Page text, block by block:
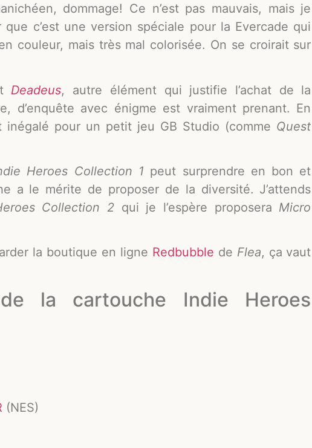
dommage! Ce n’est pas mauvais, mais je
que c’est une version spéciale pour la Evercade qui
couleur, mais très mal colorisée. On se croirait sur
Deadeus, autre élément qui justifie l’achat de la
d’enquête avec énigme est vraiment prenant. En
inégalé pour un petit jeu GB Studio (comme Quest
Heroes Collection 1 peut surprendre en bon et
a le mérite de proposer de la diversité. J’attends
Collection 2 qui je l’espère proposera Micro
la boutique en ligne Redbubble de Flea, ça vaut
la cartouche Indie Heroes
(NES)